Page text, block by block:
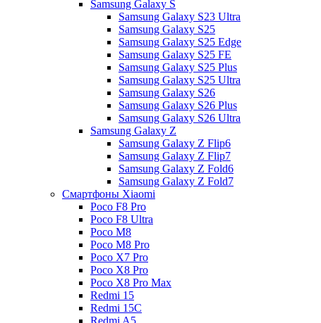
Samsung Galaxy S
Samsung Galaxy S23 Ultra
Samsung Galaxy S25
Samsung Galaxy S25 Edge
Samsung Galaxy S25 FE
Samsung Galaxy S25 Plus
Samsung Galaxy S25 Ultra
Samsung Galaxy S26
Samsung Galaxy S26 Plus
Samsung Galaxy S26 Ultra
Samsung Galaxy Z
Samsung Galaxy Z Flip6
Samsung Galaxy Z Flip7
Samsung Galaxy Z Fold6
Samsung Galaxy Z Fold7
Смартфоны Xiaomi
Poco F8 Pro
Poco F8 Ultra
Poco M8
Poco M8 Pro
Poco X7 Pro
Poco X8 Pro
Poco X8 Pro Max
Redmi 15
Redmi 15C
Redmi A5